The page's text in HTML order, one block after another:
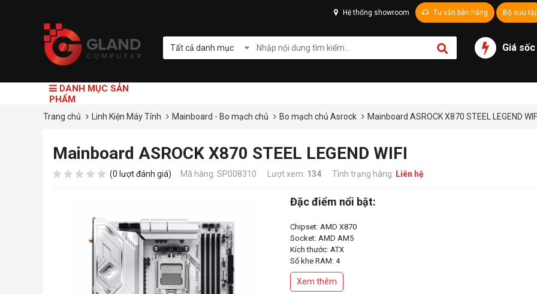
Hệ thống showroom Tư vấn bán hàng Bộ sưu
Tất cả danh mục Giá sốc
DANH MỤC SẢN
PHẨM
Trang chủ Linh Kiện Máy Tính Mainboard - Bo mạch chủ Bo mạch chủ Asrock Mainboard ASROCK X870 STEEL LEGEND WIFI
Mainboard ASROCK X870 STEEL LEGEND WIFI
(0 lượt đánh giá) Mã hàng: SP008310 Lượt xem: 134 Tình trạng hàng: Liên hệ
Đặc điểm nổi bật:
Chipset: AMD X870
Socket: AMD AM5
Kích thước: ATX
Số khe RAM: 4
PCIe 5.0 x16
Xem thêm